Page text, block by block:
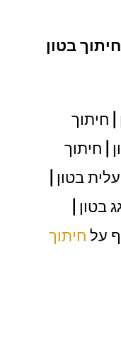
בטון
חיתוך
| חיתוך
בטון |
בטון |
על חיתוך